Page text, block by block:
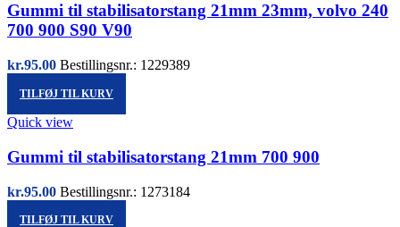
Gummi til stabilisatorstang 21mm 23mm, volvo 240
700 900 S90 V90
kr.95.00 Bestillingsnr.: 1229389
TILFØJ TIL KURV
Quick view
Gummi til stabilisatorstang 21mm 700 900
kr.95.00 Bestillingsnr.: 1273184
TILFØJ TIL KURV